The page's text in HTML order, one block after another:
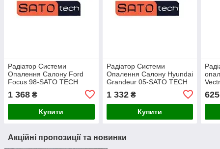
Радіатор Системи
Опалення Салону Ford
Focus 98-SATO TECH
1 368 ₴
Купити
Радіатор Системи
Опалення Салону Hyundai
Grandeur 05-SATO TECH
1 332₴
Купити
625
Акційні пропозиції та новинки